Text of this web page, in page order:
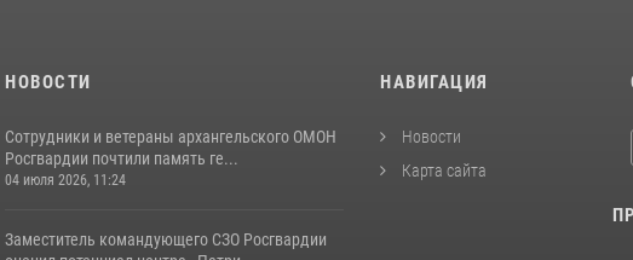
НОВОСТИ
Сотрудники и ветераны архангельского ОМОН
Росгвардии почтили память ге...
04 июля 2026, 11:24
Заместитель командующего СЗО Росгвардии
НАВИГАЦИЯ
Новости
Карта сайта